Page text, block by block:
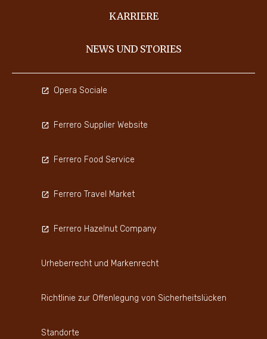
KARRIERE
NEWS UND STORIES
Opera Sociale
Ferrero Supplier Website
Ferrero Food Service
Ferrero Travel Market
Ferrero Hazelnut Company
Urheberrecht und Markenrecht
Richtlinie zur Offenlegung von Sicherheitslücken
Standorte